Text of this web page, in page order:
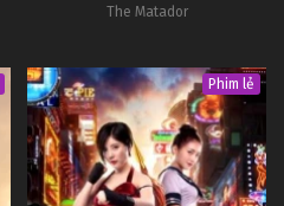
The Matador
Phim lẻ